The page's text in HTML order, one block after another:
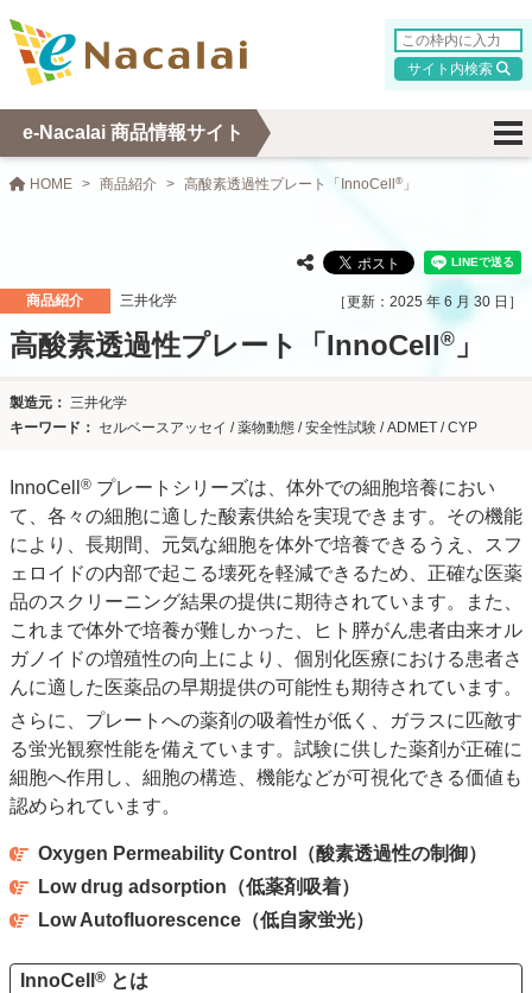
検索
e-Nacalai 商品情報サイト
HOME 商品紹介 高酸素透過性プレート「InnoCell ® 」
商品紹介 三井化学 2025 年 6 月 30 日
高酸素透過性プレート「InnoCell® 」
三井化学
セルベースアッセイ / 薬物動態 / 安全性試験 / ADMET / CYP
InnoCell ® プレートシリーズは、体外での細胞培養におい
て、各々の細胞に適した酸素供給を実現できます。その機能
により、長期間、元気な細胞を体外で培養できるうえ、スフ
ェロイドの内部で起こる壊死を軽減できるため、正確な医薬
品のスクリーニング結果の提供に期待されています。また、
これまで体外で培養が難しかった、ヒト膵がん患者由来オル
ガノイドの増殖性の向上により、個別化医療における患者さ
んに適した医薬品の早期提供の可能性も期待されています。
さらに、プレートへの薬剤の吸着性が低く、ガラスに匹敵す
る蛍光観察性能を備えています。試験に供した薬剤が正確に
細胞へ作用し、細胞の構造、機能などが可視化できる価値も
認められています。
Oxygen Permeability Control（酸素透過性の制御）
Low drug adsorption（低薬剤吸着）
Low Autofluorescence（低自家蛍光）
InnoCell ® とは